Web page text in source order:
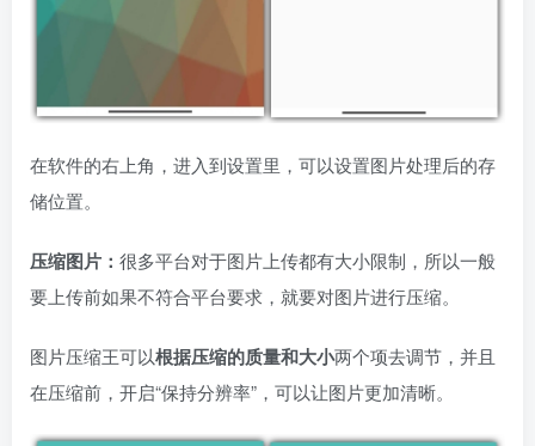
在软件的右上角，进入到设置里，可以设置图片处理后的存
储位置。
压缩图片： 很多平台对于图片上传都有大小限制，所以一般
要上传前如果不符合平台要求，就要对图片进行压缩。
图片压缩王可以根据压缩的质量和大小两个项去调节，并且
在压缩前，开启“保持分辨率”，可以让图片更加清晰。